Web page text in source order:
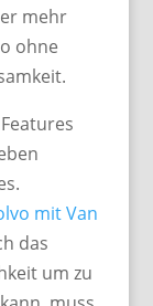
mehr
ohne
mit Van
das
um zu